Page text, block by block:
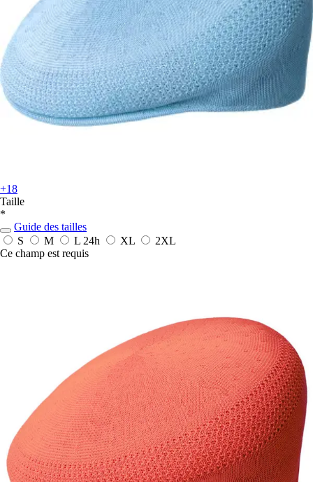
+18
Taille
*
Guide des tailles
S
M L 24h XL
2XL
Ce champ est requis